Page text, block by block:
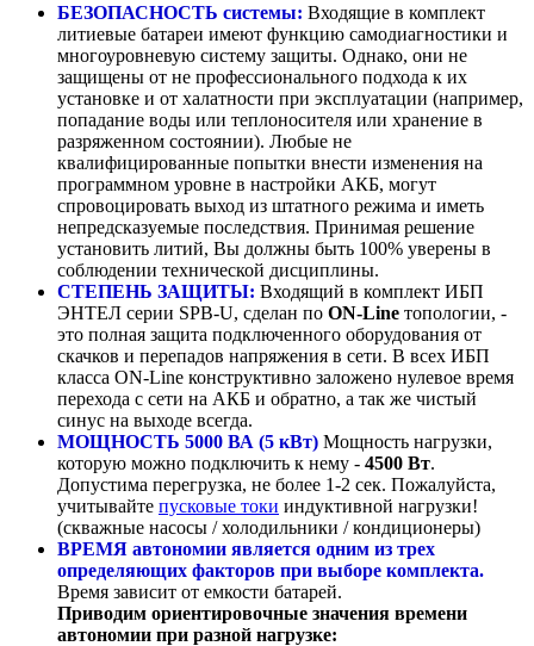
БЕЗОПАСНОСТЬ системы: Входящие в комплект
литиевые батареи имеют функцию самодиагностики и
многоуровневую систему защиты. Однако, они не
защищены от не профессионального подхода к их
установке и от халатности при эксплуатации (например,
попадание воды или теплоносителя или хранение в
разряженном состоянии). Любые не
квалифицированные попытки внести изменения на
программном уровне в настройки АКБ, могут
спровоцировать выход из штатного режима и иметь
непредсказуемые последствия. Принимая решение
установить литий, Вы должны быть 100% уверены в
соблюдении технической дисциплины.
СТЕПЕНЬ ЗАЩИТЫ: Входящий в комплект ИБП
ЭНТЕЛ серии SPB-U, сделан по ON-Line топологии, -
это полная защита подключенного оборудования от
скачков и перепадов напряжения в сети. В всех ИБП
класса ON-Line конструктивно заложено нулевое время
перехода с сети на АКБ и обратно, а так же чистый
синус на выходе всегда.
МОЩНОСТЬ 5000 ВА (5 кВт) Мощность нагрузки,
которую можно подключить к нему - 4500 Вт.
Допустима перегрузка, не более 1-2 сек. Пожалуйста,
учитывайте пусковые токи индуктивной нагрузки!
(скважные насосы / холодильники / кондиционеры)
ВРЕМЯ автономии является одним из трех
определяющих факторов при выборе комплекта.
Время зависит от емкости батарей.
Приводим ориентировочные значения времени
автономии при разной нагрузке: